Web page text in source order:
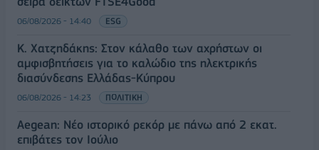
06/08/2026 - 14:40 ESG
Κ. Χατζηδάκης: Στον κάλαθο των αχρήστων οι
αμφισβητήσεις για το καλώδιο της ηλεκτρικής
διασύνδεσης Ελλάδας-Κύπρου
06/08/2026 - 14:23 ΠΟΛΙΤΙΚΗ
Aegean: Νέο ιστορικό ρεκόρ με πάνω από 2 εκατ.
επιβάτες τον Ιούλιο